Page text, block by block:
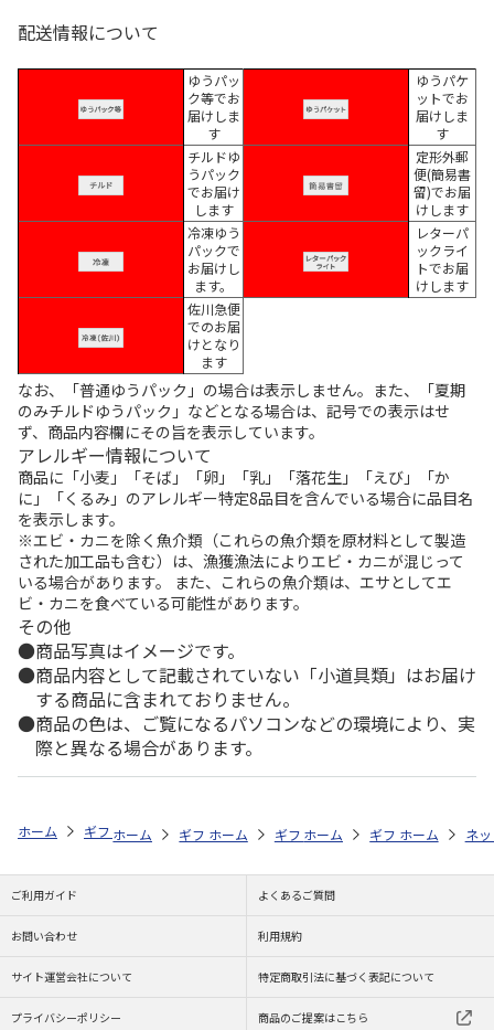
配送情報について
ゆうパッ
ク等でお
届けしま
す
ゆうパケ
ットでお
届けしま
す
チルドゆ
うパック
でお届け
します
定形外郵
便(簡易書
留)でお届
けします
冷凍ゆう
パックで
お届けし
ます。
レターパ
ックライ
トでお届
けします
佐川急便
でのお届
けとなり
ます
なお、「普通ゆうパック」の場合は表示しません。また、「夏期
のみチルドゆうパック」などとなる場合は、記号での表示はせ
ず、商品内容欄にその旨を表示しています。
アレルギー情報について
商品に「小麦」「そば」「卵」「乳」「落花生」「えび」「か
に」「くるみ」のアレルギー特定8品目を含んでいる場合に品目名
を表示します。
※エビ・カニを除く魚介類（これらの魚介類を原材料として製造
された加工品も含む）は、漁獲漁法によりエビ・カニが混じって
いる場合があります。 また、これらの魚介類は、エサとしてエ
ビ・カニを食べている可能性があります。
その他
商品写真はイメージです。
商品内容として記載されていない「小道具類」はお届け
する商品に含まれておりません。
商品の色は、ご覧になるパソコンなどの環境により、実
際と異なる場合があります。
ホーム ギフトストア お中元・夏ギフト特集 2026 ハム・お肉 ＜
ホーム ギフトストア お中元・夏ギフト特集 2026
ホーム ギフトストア お中元・夏ギフト
ホーム ギフトストア お
ホーム ネ
ご利用ガイド よくあるご質問
お問い合わせ 利用規約
サイト運営会社について 特定商取引法に基づく表記について
プライバシーポリシー 商品のご提案はこちら